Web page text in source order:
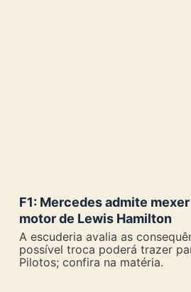
F1: Mercedes admite
motor de Lewis Hamilton
A escuderia avalia as
possível troca poderá trazer
Pilotos; confira na matéria.